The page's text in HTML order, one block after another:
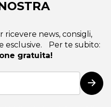
news, consigli,
esclusive. Per te subito:
gratuita!